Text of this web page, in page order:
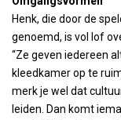
Henk, die door de
genoemd, is vol lof
“Ze geven iedereen
kleedkamer op te
merk je wel dat
leiden. Dan komt